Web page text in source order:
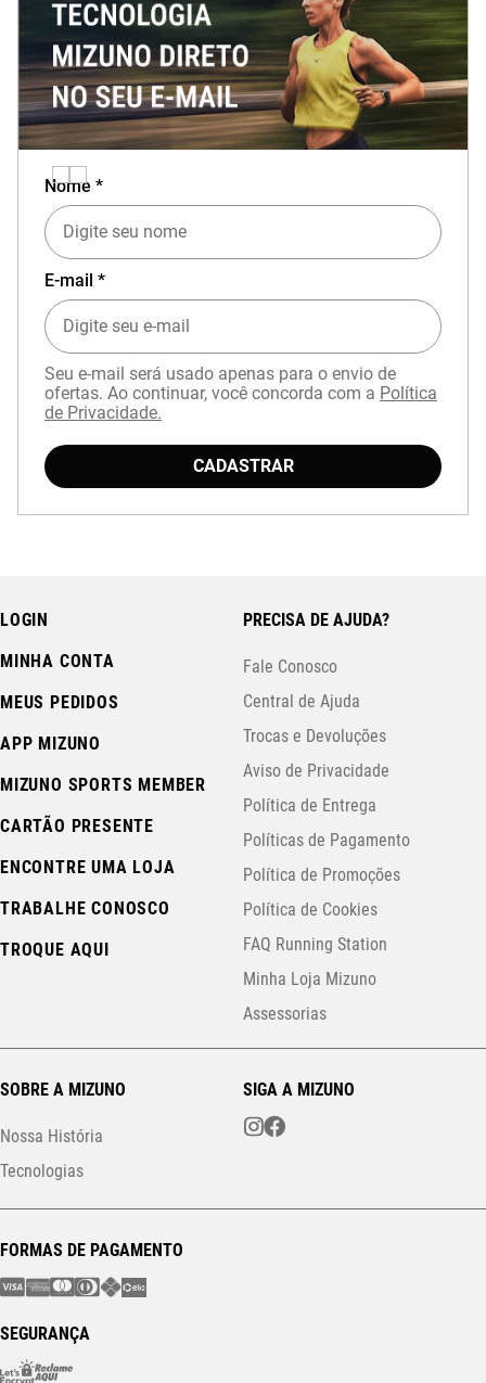
Nome *
E-mail *
Seu e-mail será usado apenas para o envio de
ofertas. Ao continuar, você concorda com a Política
de Privacidade.
CADASTRAR
LOGIN
MINHA CONTA
MEUS PEDIDOS
APP MIZUNO
MIZUNO SPORTS MEMBER
CARTÃO PRESENTE
ENCONTRE UMA LOJA
TRABALHE CONOSCO
TROQUE AQUI
PRECISA DE AJUDA?
Fale Conosco
Central de Ajuda
Trocas e Devoluções
Aviso de Privacidade
Política de Entrega
Políticas de Pagamento
Política de Promoções
Política de Cookies
FAQ Running Station
Minha Loja Mizuno
Assessorias
SOBRE A MIZUNO
Nossa História
Tecnologias
SIGA A MIZUNO
FORMAS DE PAGAMENTO
SEGURANÇA